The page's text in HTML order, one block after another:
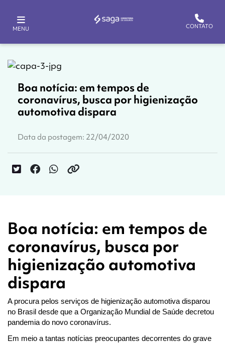
MENU CONTATO
Boa notícia: em tempos de
coronavírus, busca por higienização
automotiva dispara
Data da postagem: 22/04/2020
Boa notícia: em tempos de
coronavírus, busca por
higienização automotiva
dispara
A procura pelos serviços de higienização automotiva disparou
no Brasil desde que a Organização Mundial de Saúde decretou
pandemia do novo coronavírus.
Em meio a tantas notícias preocupantes decorrentes do grave